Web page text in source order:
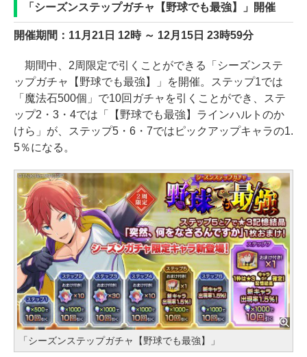
「シーズンステップガチャ【野球でも最強】」開催
開催期間：11月21日 12時 ～ 12月15日 23時59分
期間中、2周限定で引くことができる「シーズンステ
ップガチャ【野球でも最強】」を開催。ステップ1では
「魔法石500個」で10回ガチャを引くことができ、ステ
ップ2・3・4では「【野球でも最強】ラインハルトのか
けら」が、ステップ5・6・7ではピックアップキャラの1.
5％になる。
「シーズンステップガチャ【野球でも最強】」